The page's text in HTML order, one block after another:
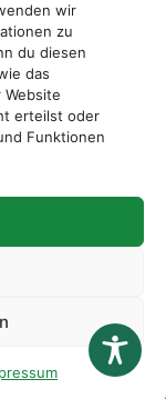
wir
zu
du diesen
das
erteilst oder
Funktionen